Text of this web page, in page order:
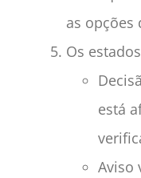
as opções
Os
está
Aviso